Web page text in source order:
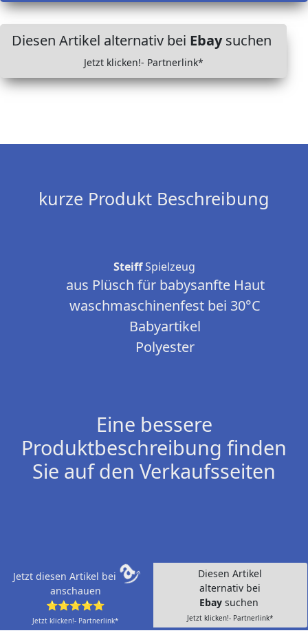
Diesen Artikel alternativ bei Ebaysuchen
Jetzt klicken!- Partnerlink*
kurze Produkt Beschreibung
SteiffSpielzeug
aus Plüsch für babysanfte Haut
waschmaschinenfest bei 30°C
Babyartikel
Polyester
Eine bessere
Produktbeschreibung finden
Sie auf den Verkaufsseiten
Jetzt diesen Artikel bei
anschauen
⭐⭐⭐⭐⭐
Jetzt klicken!- Partnerlink*
Diesen Artikel
alternativ bei
Ebay suchen
Jetzt klicken!- Partnerlink*